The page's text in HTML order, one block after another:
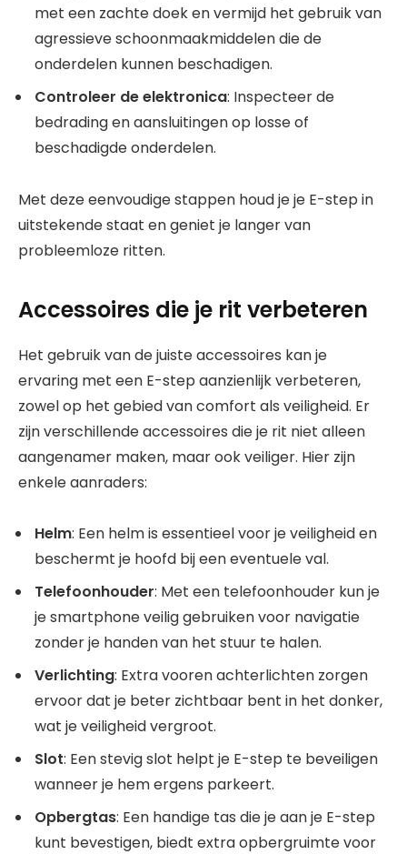
met een zachte doek en vermijd het gebruik van
agressieve schoonmaakmiddelen die de
onderdelen kunnen beschadigen.
Controleer de elektronica: Inspecteer de
bedrading en aansluitingen op losse of
beschadigde onderdelen.
Met deze eenvoudige stappen houd je je E-step in
uitstekende staat en geniet je langer van
probleemloze ritten.
Accessoires die je rit verbeteren
Het gebruik van de juiste accessoires kan je
ervaring met een E-step aanzienlijk verbeteren,
zowel op het gebied van comfort als veiligheid. Er
zijn verschillende accessoires die je rit niet alleen
aangenamer maken, maar ook veiliger. Hier zijn
enkele aanraders:
Helm: Een helm is essentieel voor je veiligheid en
beschermt je hoofd bij een eventuele val.
Telefoonhouder: Met een telefoonhouder kun je
je smartphone veilig gebruiken voor navigatie
zonder je handen van het stuur te halen.
Verlichting: Extra vooren achterlichten zorgen
ervoor dat je beter zichtbaar bent in het donker,
wat je veiligheid vergroot.
Slot: Een stevig slot helpt je E-step te beveiligen
wanneer je hem ergens parkeert.
Opbergtas: Een handige tas die je aan je E-step
kunt bevestigen, biedt extra opbergruimte voor